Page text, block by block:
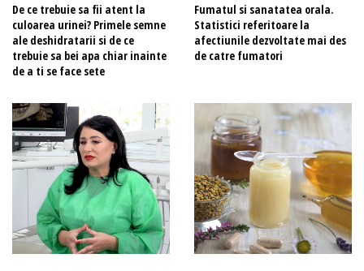
De ce trebuie sa fii atent la
culoarea urinei? Primele semne
ale deshidratarii si de ce
trebuie sa bei apa chiar inainte
de a ti se face sete
Fumatul si sanatatea orala.
Statistici referitoare la
afectiunile dezvoltate mai des
de catre fumatori